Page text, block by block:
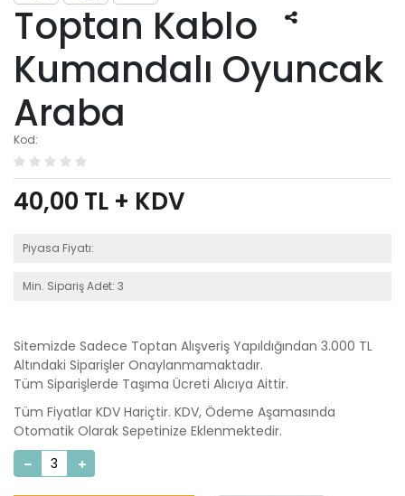
Toptan Kablo
Kumandalı Oyuncak
Araba
Kod:
40,00 TL + KDV
Piyasa Fiyatı:
Min. Sipariş Adet: 3
Sitemizde Sadece Toptan Alışveriş Yapıldığından 3.000 TL
Altındaki Siparişler Onaylanmamaktadır.
Tüm Siparişlerde Taşıma Ücreti Alıcıya Aittir.
Tüm Fiyatlar KDV Hariçtir. KDV, Ödeme Aşamasında
Otomatik Olarak Sepetinize Eklenmektedir.